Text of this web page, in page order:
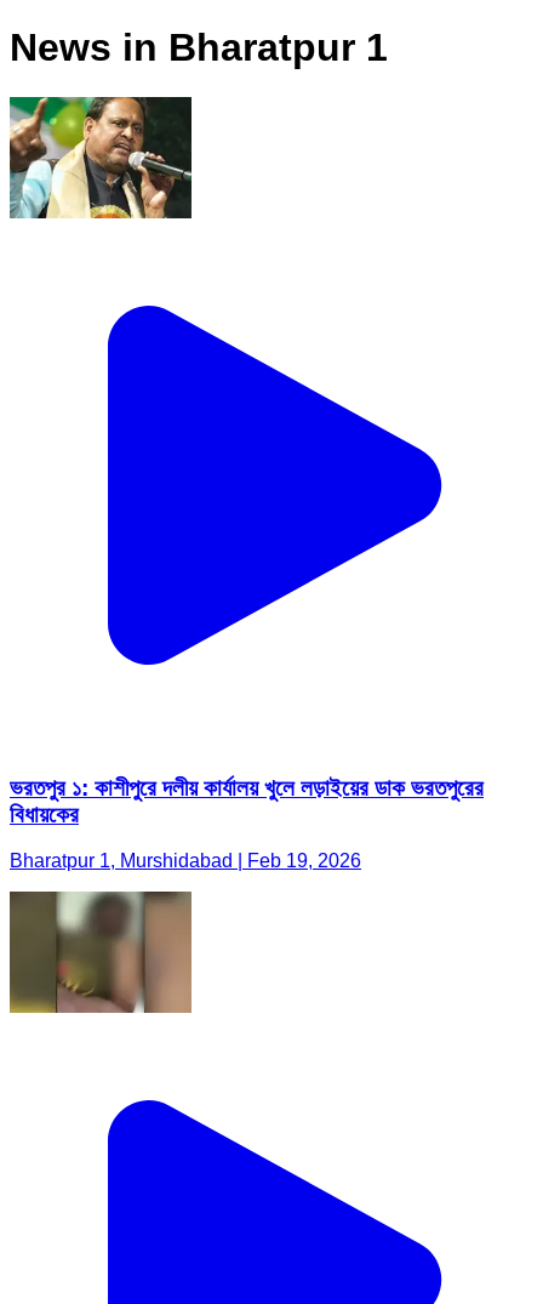
News in Bharatpur 1
ভরতপুর ১: কাশীপুরে দলীয় কার্যালয় খুলে লড়াইয়ের ডাক ভরতপুরের
বিধায়কের
Bharatpur 1, Murshidabad | Feb 19, 2026